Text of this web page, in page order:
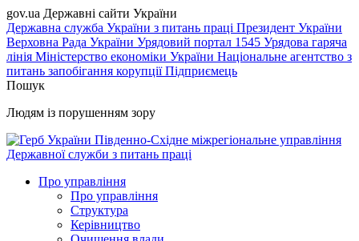
gov.ua Державні сайти України
Державна служба України з питань праці Президент України
Верховна Рада України Урядовий портал 1545 Урядова гаряча
лінія Міністерство економіки України Національне агентство з
питань запобігання корупціїПідприємець
Пошук
Людям із порушенням зору
Південно-Східне міжрегіональне управління
Державної служби з питань праці
Про управління
Про управління
Структура
Керівництво